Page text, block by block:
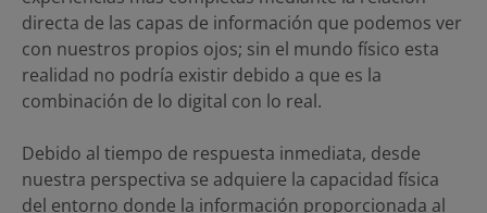
directa de las capas de información que podemos ver
con nuestros propios ojos; sin el mundo físico esta
realidad no podría existir debido a que es la
combinación de lo digital con lo real.
Debido al tiempo de respuesta inmediata, desde
nuestra perspectiva se adquiere la capacidad física
del entorno donde la información proporcionada al